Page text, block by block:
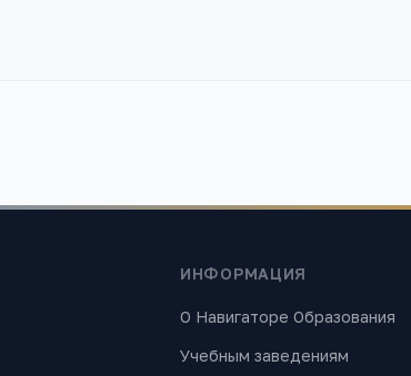
ИНФОРМАЦИЯ
О Навигаторе Образования
Учебным заведениям